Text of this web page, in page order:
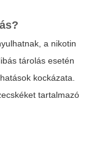
a nikotin
tárolás esetén
kockázata.
tartalmazó